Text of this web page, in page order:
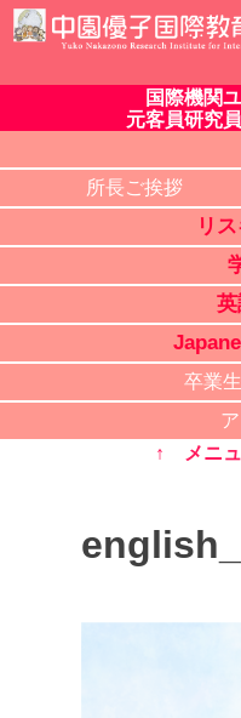
Skip
to
中園優子国際教育研究所
公式ホームページ、熊本
の英語教室・学習塾・日
研修。中学・高校・大学
人」と評判の講師が個別
オンライン授業、出張講義
国際機関
元客員研究
所長ご挨拶
リ
卒業
↑ メニ